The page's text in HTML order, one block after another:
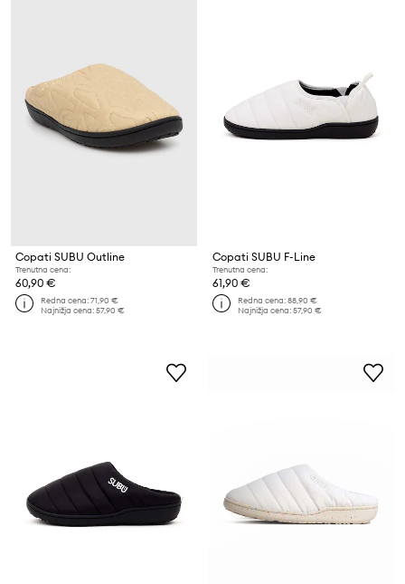
Copati SUBU Outline
Trenutna cena:
60,90 €
Redna cena:71,90 €
Najnižja cena:57,90 €
Copati SUBU F-Line
Trenutna cena:
61,90 €
Redna cena:88,90 €
Najnižja cena:57,90 €